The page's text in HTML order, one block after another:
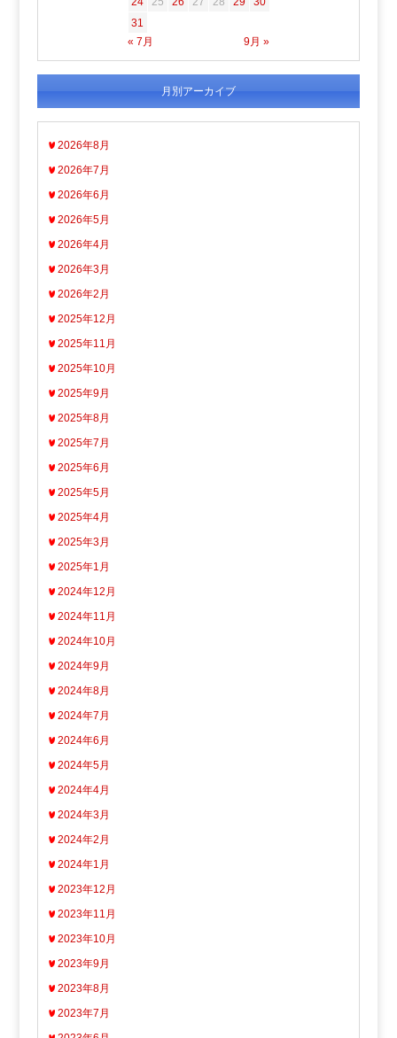
« 7月 9月 »
31
月別アーカイブ
2026年8月
2026年7月
2026年6月
2026年5月
2026年4月
2026年3月
2026年2月
2025年12月
2025年11月
2025年10月
2025年9月
2025年8月
2025年7月
2025年6月
2025年5月
2025年4月
2025年3月
2025年1月
2024年12月
2024年11月
2024年10月
2024年9月
2024年8月
2024年7月
2024年6月
2024年5月
2024年4月
2024年3月
2024年2月
2024年1月
2023年12月
2023年11月
2023年10月
2023年9月
2023年8月
2023年7月